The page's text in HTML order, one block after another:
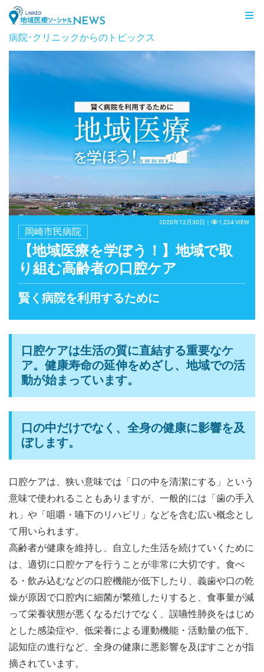
LINKED 地域医療ソーシャルNEWS
病院･クリニックからのトピックス
岡崎市民病院
【地域医療を学ぼう！】地域で取
り組む高齢者の口腔ケア
賢く病院を利用するために
2020年12月30日｜ 1,224 VIEW
口腔ケアは生活の質に直結する重要なケ
ア。健康寿命の延伸をめざし、地域での活
動が始まっています。
口の中だけでなく、全身の健康に影響を及
ぼします。
口腔ケアは、狭い意味では「口の中を清潔にする」という
意味で使われることもありますが、一般的には「歯の手入
れ」や「咀嚼・嚥下のリハビリ」などを含む広い概念とし
て用いられます。
高齢者が健康を維持し、自立した生活を続けていくために
は、適切に口腔ケアを行うことが非常に大切です。食べ
る・飲み込むなどの口腔機能が低下したり、義歯や口の乾
燥が原因で口腔内に細菌が繁殖したりすると、食事量が減
って栄養状態が悪くなるだけでなく、誤嚥性肺炎をはじめ
とした感染症や、低栄養による運動機能・活動量の低下、
認知症の進行など、全身の健康に悪影響を及ぼすことが指
摘されています。